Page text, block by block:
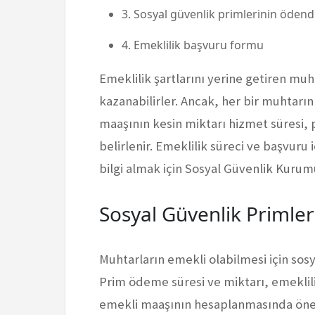
3. Sosyal güvenlik primlerinin
4. Emeklilik başvuru formu
Emeklilik şartlarını yerine getiren
kazanabilirler. Ancak, her bir
maaşının kesin miktarı hizmet
belirlenir. Emeklilik süreci ve başvuru
bilgi almak için Sosyal Güvenlik
Sosyal Güvenlik
Muhtarların emekli olabilmesi için
Prim ödeme süresi ve miktarı,
emekli maaşının hesaplanmasında